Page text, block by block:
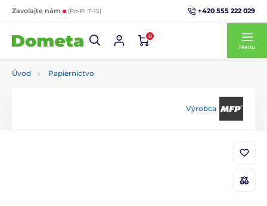
Zavolajte nám (Po-Pi 7-15) +420 555 222 029
0
Menu
Úvod Papiernictvo
Výrobca